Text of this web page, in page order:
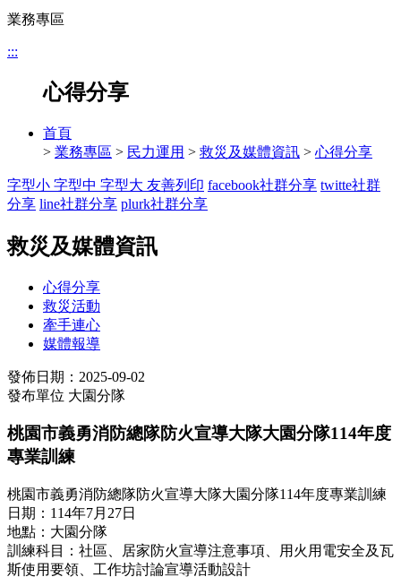
業務專區
:::
心得分享
首頁
> 業務專區 > 民力運用 > 救災及媒體資訊 > 心得分享
字型小 字型中 字型大 友善列印 facebook社群分享 twitte社群
分享 line社群分享 plurk社群分享
救災及媒體資訊
心得分享
救災活動
牽手連心
媒體報導
發佈日期：2025-09-02
發布單位 大園分隊
桃園市義勇消防總隊防火宣導大隊大園分隊114年度
專業訓練
桃園市義勇消防總隊防火宣導大隊大園分隊114年度專業訓練
日期：114年7月27日
地點：大園分隊
訓練科目：社區、居家防火宣導注意事項、用火用電安全及瓦
斯使用要領、工作坊討論宣導活動設計